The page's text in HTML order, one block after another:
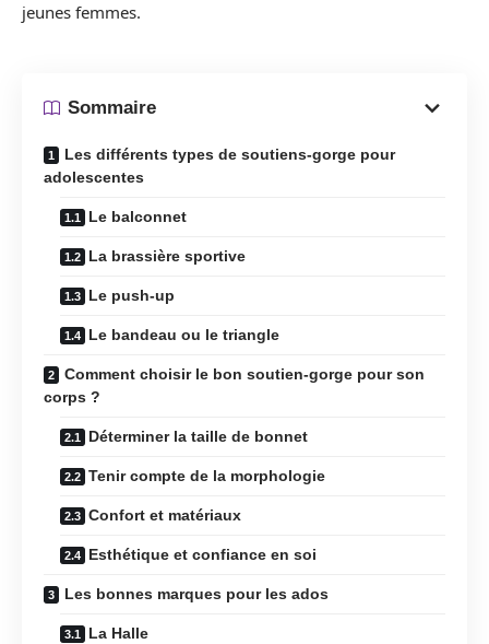
jeunes femmes.
Sommaire
Les différents types de soutiens-gorge pour
adolescentes
Le balconnet
La brassière sportive
Le push-up
Le bandeau ou le triangle
Comment choisir le bon soutien-gorge pour son
corps ?
Déterminer la taille de bonnet
Tenir compte de la morphologie
Confort et matériaux
Esthétique et confiance en soi
Les bonnes marques pour les ados
La Halle